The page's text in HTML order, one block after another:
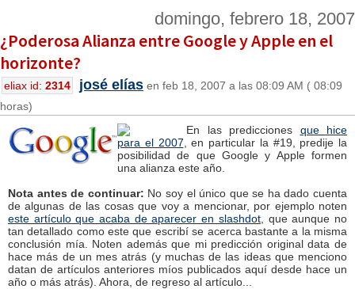
domingo, febrero 18, 2007
¿Poderosa Alianza entre Google y Apple en el
horizonte?
eliax id: 2314 josé elías en feb 18, 2007 a las 08:09 AM ( 08:09
horas)
En las predicciones que hice
para el 2007 , en particular la #19, predije la
posibilidad de que Google y Apple formen
una alianza este año.
Nota antes de continuar: No soy el único que se ha dado cuenta
de algunas de las cosas que voy a mencionar, por ejemplo noten
este artículo que acaba de aparecer en slashdot, que aunque no
tan detallado como este que escribí se acerca bastante a la misma
conclusión mía. Noten además que mi predicción original data de
hace más de un mes atrás (y muchas de las ideas que menciono
datan de artículos anteriores míos publicados aquí desde hace un
año o más atrás). Ahora, de regreso al artículo...